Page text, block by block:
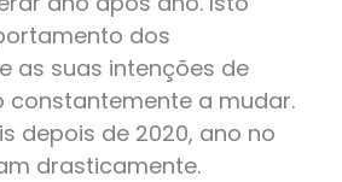
dos
as suas intenções de
constantemente a mudar.
depois de 2020, ano no
drasticamente.